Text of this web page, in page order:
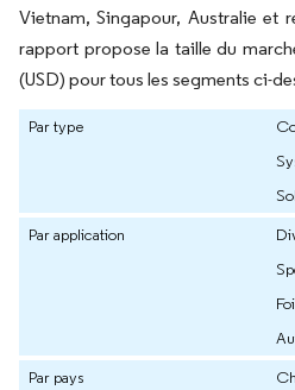
Vietnam, Singapour, Australie et
rapport propose la taille du
(USD) pour tous les segments ci-
Par type
Par application
Par pays